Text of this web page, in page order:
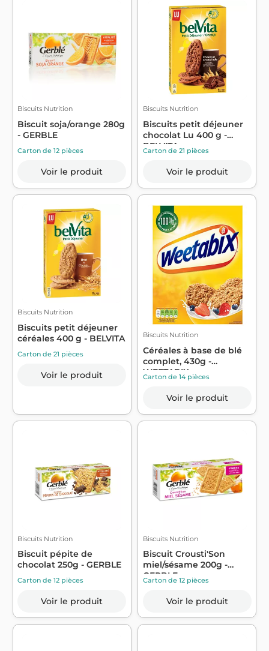
Biscuits Nutrition
Biscuit soja/orange 280g
- GERBLE
Carton de 12 pièces
Voir le produit
Biscuits Nutrition
Biscuits petit déjeuner
chocolat Lu 400 g -
BELVITA
Carton de 21 pièces
Voir le produit
Biscuits Nutrition
Biscuits petit déjeuner
céréales 400 g - BELVITA
Carton de 21 pièces
Voir le produit
Biscuits Nutrition
Céréales à base de blé
complet, 430g -
WEETABIX
Carton de 14 pièces
Voir le produit
Biscuits Nutrition
Biscuit pépite de
chocolat 250g - GERBLE
Carton de 12 pièces
Voir le produit
Biscuits Nutrition
Biscuit Crousti'Son
miel/sésame 200g -
GERBLE
Carton de 12 pièces
Voir le produit